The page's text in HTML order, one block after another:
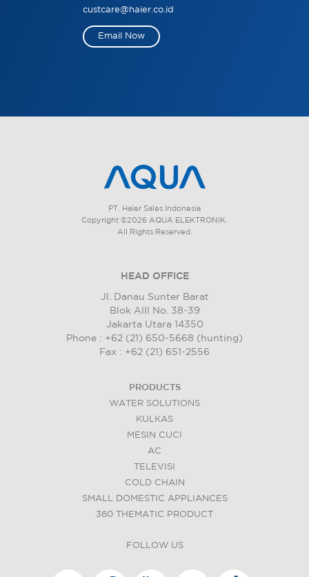
custcare@haier.co.id
Email Now
PT. Haier Sales Indonesia
Copyright ©2026 AQUA ELEKTRONIK.
All Rights Reserved.
HEAD OFFICE
Jl. Danau Sunter Barat
Blok AIII No. 38-39
Jakarta Utara 14350
Phone : +62 (21) 650-5668 (hunting)
Fax : +62 (21) 651-2556
PRODUCTS
WATER SOLUTIONS
KULKAS
MESIN CUCI
AC
TELEVISI
COLD CHAIN
SMALL DOMESTIC APPLIANCES
360 THEMATIC PRODUCT
FOLLOW US